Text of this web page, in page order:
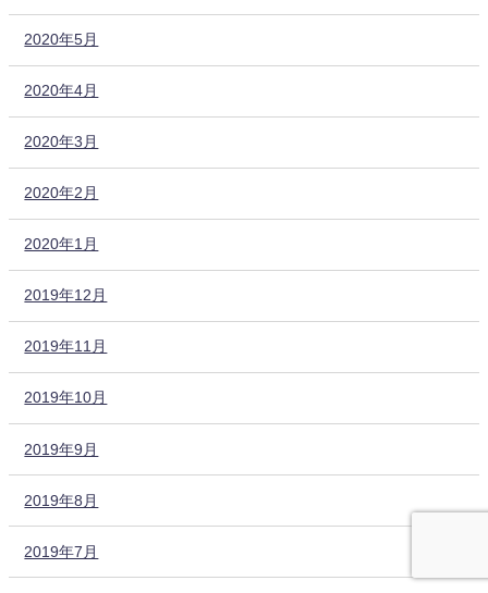
2020年5月
2020年4月
2020年3月
2020年2月
2020年1月
2019年12月
2019年11月
2019年10月
2019年9月
2019年8月
2019年7月